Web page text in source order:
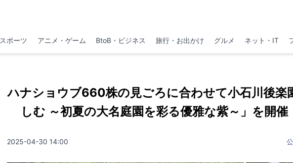
スポーツ アニメ・ゲーム BtoB・ビジネス 旅行・お出かけ グルメ ネット・IT
ハナショウブ660株の見ごろに合わせて小石川後楽
しむ ～初夏の大名庭園を彩る優雅な紫～」を開
2025-04-30 14:00